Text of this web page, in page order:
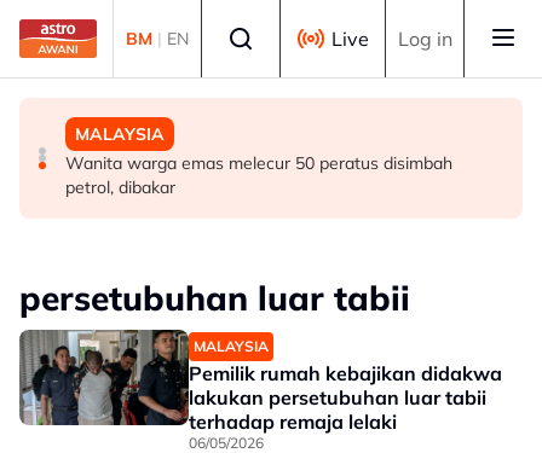
Skip to main content
BM | EN Live Log in
MALAYSIA
Berita tempatan pilihan sepanjang hari ini
DUNIA
Singapura sambut Hari Kebangsaan ke-61, NDP kembali
ke Stadium Negara
MALAYSIA
Wanita warga emas melecur 50 peratus disimbah
petrol, dibakar
persetubuhan luar tabii
MALAYSIA
Pemilik rumah kebajikan didakwa
lakukan persetubuhan luar tabii
terhadap remaja lelaki
06/05/2026